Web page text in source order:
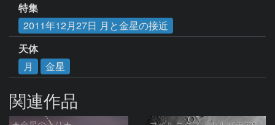
特集
2011年12月27日 月と金星の接近
天体
月
金星
関連作品